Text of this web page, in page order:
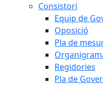
Consistori
Equip de
Oposició
Pla de
Regidories
Pla de